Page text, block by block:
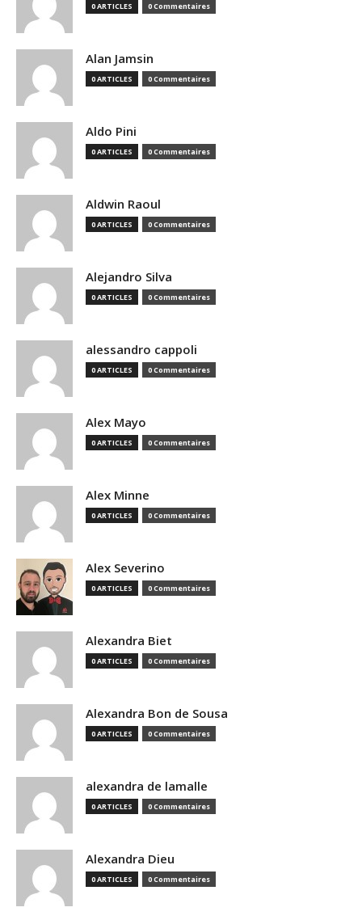
0 ARTICLES 0 Commentaires
Alan Jamsin
0 ARTICLES 0 Commentaires
Aldo Pini
0 ARTICLES 0 Commentaires
Aldwin Raoul
0 ARTICLES 0 Commentaires
Alejandro Silva
0 ARTICLES 0 Commentaires
alessandro cappoli
0 ARTICLES 0 Commentaires
Alex Mayo
0 ARTICLES 0 Commentaires
Alex Minne
0 ARTICLES 0 Commentaires
Alex Severino
0 ARTICLES 0 Commentaires
Alexandra Biet
0 ARTICLES 0 Commentaires
Alexandra Bon de Sousa
0 ARTICLES 0 Commentaires
alexandra de lamalle
0 ARTICLES 0 Commentaires
Alexandra Dieu
0 ARTICLES 0 Commentaires